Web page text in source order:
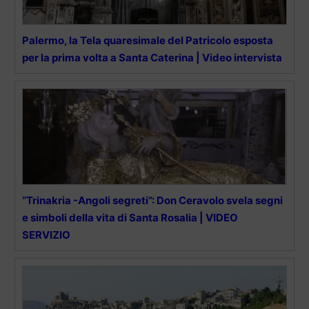
Palermo, la Tela quaresimale del Patricolo esposta
per la prima volta a Santa Caterina | Video intervista
“Trinakria -Angoli segreti”: Don Ceravolo svela segni
e simboli della vita di Santa Rosalia | VIDEO
SERVIZIO